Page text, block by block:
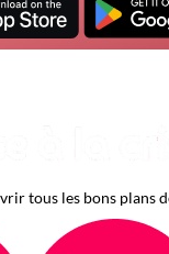
tous les bons plans